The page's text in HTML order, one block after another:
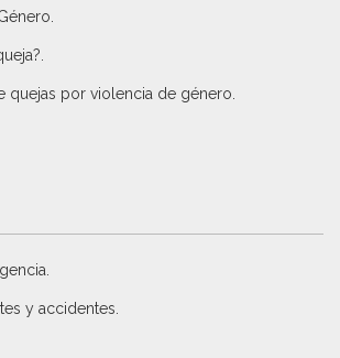
quejas por violencia de género
y accidentes